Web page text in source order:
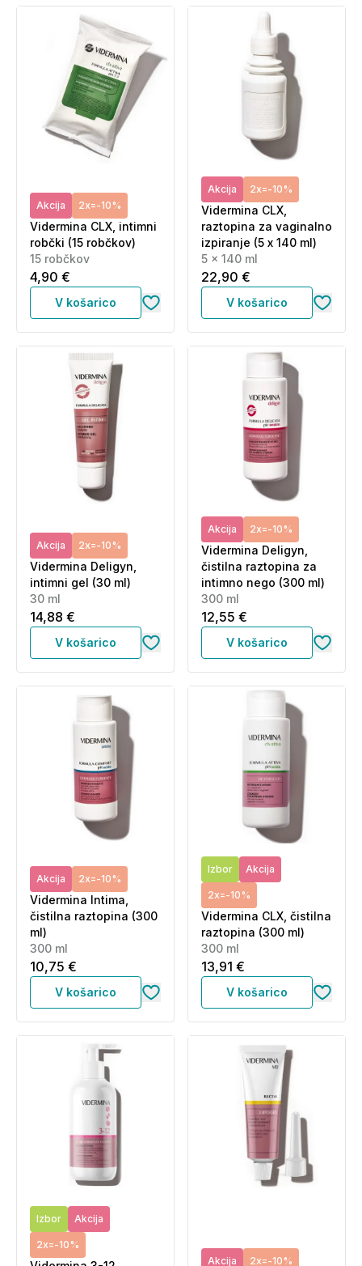
Akcija 2x=-10%
Vidermina CLX, intimni
robčki (15 robčkov)
15 robčkov
4,90 €
V košarico
Akcija 2x=-10%
Vidermina CLX,
raztopina za vaginalno
izpiranje (5 x 140 ml)
5 x 140 ml
22,90 €
V košarico
Akcija 2x=-10%
Vidermina Deligyn,
intimni gel (30 ml)
30 ml
14,88 €
V košarico
Akcija 2x=-10%
Vidermina Deligyn,
čistilna raztopina za
intimno nego (300 ml)
300 ml
12,55 €
V košarico
Akcija 2x=-10%
Vidermina Intima,
čistilna raztopina (300
ml)
300 ml
10,75 €
V košarico
Izbor Akcija
2x=-10%
Vidermina CLX, čistilna
raztopina (300 ml)
300 ml
13,91 €
V košarico
Izbor Akcija
2x=-10%
Akcija 2x=-10%